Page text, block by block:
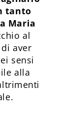
tanto
Maria
al
aver
sensi
alla